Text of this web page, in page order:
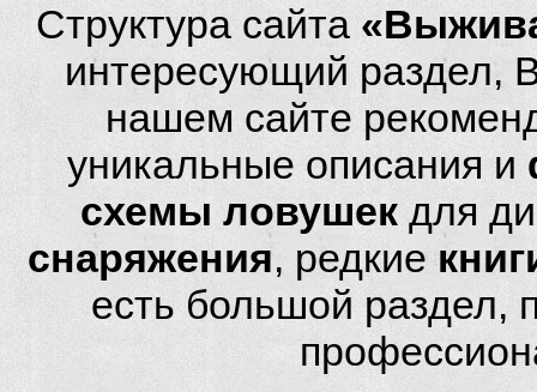
Структура сайта
интересующий раздел,
нашем сайте
уникальные описания и
схемы ловушек для
снаряжения, редкие
есть большой